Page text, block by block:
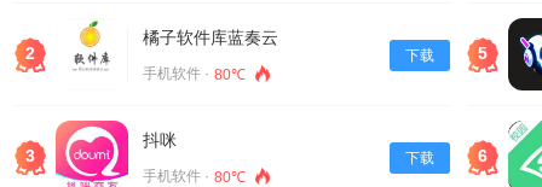
2、在软件中，用户可以选择自己喜欢的软件类型进行下载，查看自己喜欢的软
件。
3、橘子软件库是一个为大家提供蓝奏云资源免费下载的黑科技神器，每天都会
应用优势
1、它的最新版本更新及时，非常好用。
2
橘子软件库蓝奏云
手机软件 · 80℃
下载
3
抖咪
手机软件 · 80℃
下载
5
6